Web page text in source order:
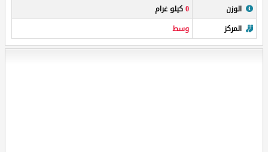
الوزن
0كيلو غرام
المركز
وسط